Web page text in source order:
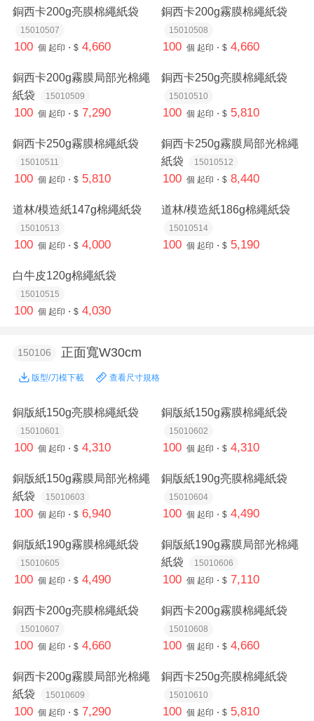
銅西卡200g亮膜棉繩紙袋
15010507
100 個 起印・$ 4,660
銅西卡200g霧膜棉繩紙袋
15010508
100 個 起印・$ 4,660
銅西卡200g霧膜局部光棉繩
紙袋
15010509
100 個 起印・$ 7,290
銅西卡250g亮膜棉繩紙袋
15010510
100 個 起印・$ 5,810
銅西卡250g霧膜棉繩紙袋
15010511
100 個 起印・$ 5,810
銅西卡250g霧膜局部光棉繩
紙袋
15010512
100 個 起印・$ 8,440
道林/模造紙147g棉繩紙袋
15010513
100 個 起印・$ 4,000
道林/模造紙186g棉繩紙袋
15010514
100 個 起印・$ 5,190
白牛皮120g棉繩紙袋
15010515
100 個 起印・$ 4,030
150106 正面寬W30cm
版型/刀模下載 查看尺寸規格
銅版紙150g亮膜棉繩紙袋
15010601
100 個 起印・$ 4,310
銅版紙150g霧膜棉繩紙袋
15010602
100 個 起印・$ 4,310
銅版紙150g霧膜局部光棉繩
紙袋
15010603
100 個 起印・$ 6,940
銅版紙190g亮膜棉繩紙袋
15010604
100 個 起印・$ 4,490
銅版紙190g霧膜棉繩紙袋
15010605
100 個 起印・$ 4,490
銅版紙190g霧膜局部光棉繩
紙袋
15010606
100 個 起印・$ 7,110
銅西卡200g亮膜棉繩紙袋
15010607
100 個 起印・$ 4,660
銅西卡200g霧膜棉繩紙袋
15010608
100 個 起印・$ 4,660
銅西卡200g霧膜局部光棉繩
紙袋
15010609
100 個 起印・$ 7,290
銅西卡250g亮膜棉繩紙袋
15010610
100 個 起印・$ 5,810